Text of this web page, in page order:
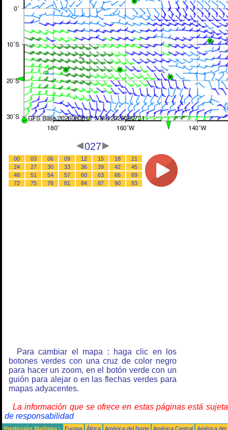
027
00 03 06 09 12 15 18
21
24
27 30 33 36 39 42
45
48
51 54 57 60 63 66
69
72
75 78 81 84 87 90 93
Para cambiar el mapa : haga clic en los
botones verdes con una cruz de color negro
para hacer un zoom, en el botón verde con un
guión para alejar o en las flechas verdes para
mapas adyacentes.
La información que se ofrece en estas páginas está
de responsabilidad
Predicción Marítima : Europa África América del Norte América Central
América del